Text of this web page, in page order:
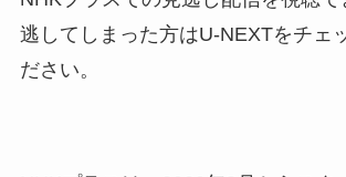
逃してしまった方はU-NEXTをチェ
ださい。